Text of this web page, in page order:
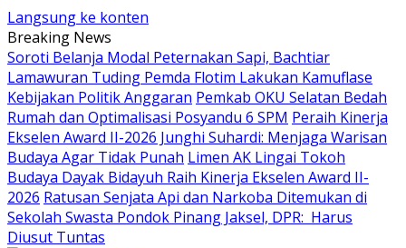
Langsung ke konten
Breaking News
Soroti Belanja Modal Peternakan Sapi, Bachtiar
Lamawuran Tuding Pemda Flotim Lakukan Kamuflase
Kebijakan Politik Anggaran Pemkab OKU Selatan Bedah
Rumah dan Optimalisasi Posyandu 6 SPM Peraih Kinerja
Ekselen Award II-2026 Junghi Suhardi: Menjaga Warisan
Budaya Agar Tidak Punah Limen AK Lingai Tokoh
Budaya Dayak Bidayuh Raih Kinerja Ekselen Award II-
2026 Ratusan Senjata Api dan Narkoba Ditemukan di
Sekolah Swasta Pondok Pinang Jaksel, DPR: Harus
Diusut Tuntas